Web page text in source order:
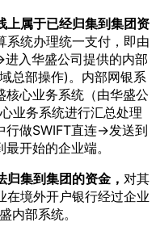
上属于已经归集到集团资
系统办理统一支付，即由
入华盛公司提供的内部
总部操作)。内部网银系
心业务系统（由华盛公
业务系统进行汇总处理
行做SWIFT直连→发送到
开始的企业端。
集到集团的资金， 对其
在境外开户银行经过企业
内部系统。